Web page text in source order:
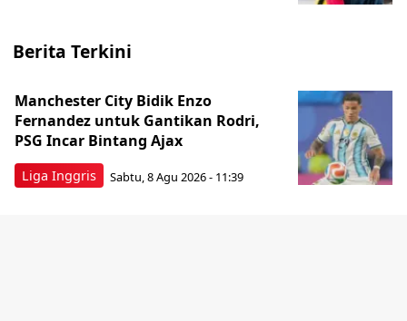
Berita Terkini
Liga Inggris
Manchester City Bidik Enzo
Fernandez untuk Gantikan Rodri,
PSG Incar Bintang Ajax
Sabtu, 8 Agu 2026 - 11:39